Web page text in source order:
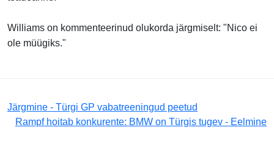
Williams on kommenteerinud olukorda järgmiselt: "Nico ei
ole müügiks."
Järgmine - Türgi GP vabatreeningud peetud
Rampf hoitab konkurente: BMW on Türgis tugev - Eelmine